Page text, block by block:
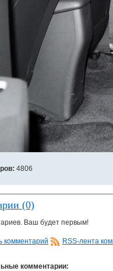
4806
(0)
Ваш будет первым!
комментарий RSS-лента
комментарии: